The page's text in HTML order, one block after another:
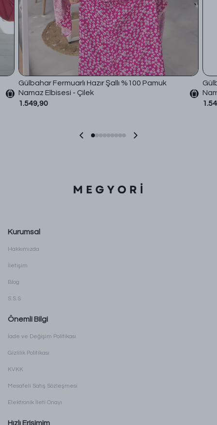
Gülbahar Fermuarlı Hazır Şallı %100 Pamuk
Namaz Elbisesi - Çilek
1.549,90
Kurumsal
Hakkımızda
İletişim
Blog
S.S.S
Önemli Bilgi
İade ve Değişim Politikası
Gizlilik Politikası
KVKK
Mesafeli Satış Sözleşmesi
Elektronik İleti Onayı
Hızlı Erişimim